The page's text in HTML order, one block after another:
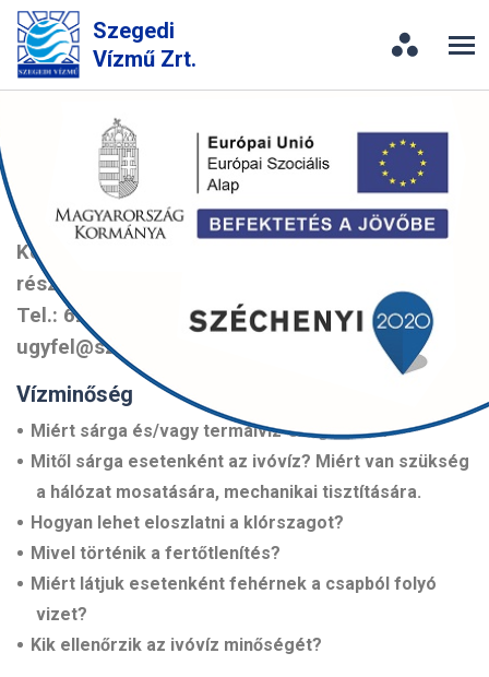
Szegedi
Vízmű Zrt.
Gyakori kérdések
A tájékoztató anyagokat folyamatosan
frissítjük.
Kérjük, hogy ügyintézés előtt az aktuális
részletekről érdeklődjön Ügyfélszolgálatunkon!
Tel.: 62/55 88 55, e-mail:
ugyfel@szegedivizmu.hu
Vízminőség
Miért sárga és/vagy termálvíz-szagú a víz?
Mitől sárga esetenként az ivóvíz? Miért van szükség
a hálózat mosatására, mechanikai tisztítására.
Hogyan lehet eloszlatni a klórszagot?
Mivel történik a fertőtlenítés?
Miért látjuk esetenként fehérnek a csapból folyó
vizet?
Kik ellenőrzik az ivóvíz minőségét?